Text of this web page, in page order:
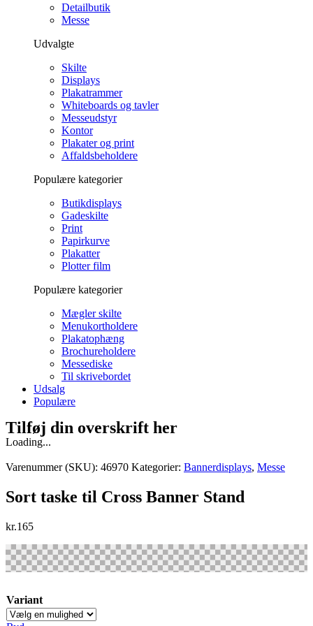
Detailbutik
Messe
Udvalgte
Skilte
Displays
Plakatrammer
Whiteboards og tavler
Messeudstyr
Kontor
Plakater og print
Affaldsbeholdere
Populære kategorier
Butikdisplays
Gadeskilte
Print
Papirkurve
Plakatter
Plotter film
Populære kategorier
Mægler skilte
Menukortholdere
Plakatophæng
Brochureholdere
Messediske
Til skrivebordet
Udsalg
Populære
Tilføj din overskrift her
Loading...
Varenummer (SKU): 46970 Kategorier: Bannerdisplays, Messe
Sort taske til Cross Banner Stand
kr.165
Variant